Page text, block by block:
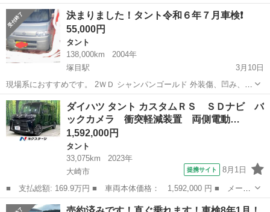
りです。 外装多少の傷凹みなどあります。 内装も同様使用感ありま
す。 中古ですので神経質な方はご遠慮ください。 またトラブル防止の
ため現車確...
宮城 大崎市 古川駅 タント トラブル
決まりました！タント令和６年７月車検❗️
55,000円
タント
138,000km
2004年
塚目駅
3月10日
現場系におすすめです。 2ＷＤ シャンパンゴールド 外装傷、凹み、パ
テ盛り、錆あります。 写真では、綺麗に見えますが、線傷多数です。
エンジンの調子はいいです。 オイル減り無し、ヘッドからオイル漏れ
有ります。 エアコンも効き...
宮城 大崎市 塚目駅 タント エンジン
ダイハツ タント カスタムＲＳ ＳＤナビ バ
ックカメラ 衝突軽減装置 両側電動…
1,592,000円
タント
33,075km
2023年
大崎市
提携サイト 8月1日
■ 支払総額: 169.9万円 ■ 車両本体価格： 1,592,000 円 ■ メーカ
ー名： ダイハツ ■ 車種名： タント ■ グレード名： カスタム
宮城 大崎市 タント